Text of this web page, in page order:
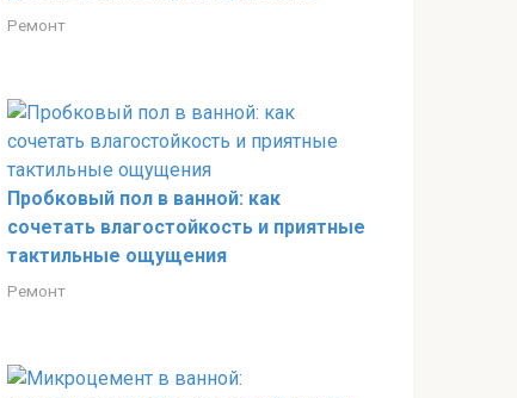
Ремонт
Пробковый пол в ванной: как
сочетать влагостойкость и приятные
тактильные ощущения
Ремонт